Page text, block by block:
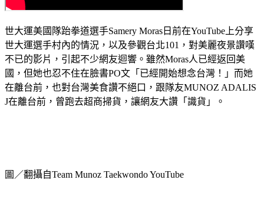
世大運美國隊跆拳道選手Samery Moras日前在YouTube上分享
世大運選手村內的情況，以及參觀台北101，對美麗夜景讚嘆
不已的影片，引起不少網友迴響。雖然Moras人已經返回美
國，但她也忍不住在臉書PO文「已經開始想念台灣！」而她
在離台前，也對台灣美食讚不絕口，跟隊友MUNOZ ADALIS
J在離台前，曾跑去超商掃貨，讓網友大讚「識貨」。
圖／翻攝自Team Munoz Taekwondo YouTube